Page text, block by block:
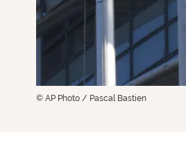
© AP Photo / Pascal Bastien